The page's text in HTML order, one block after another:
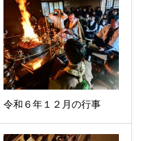
令和６年１２月の行事